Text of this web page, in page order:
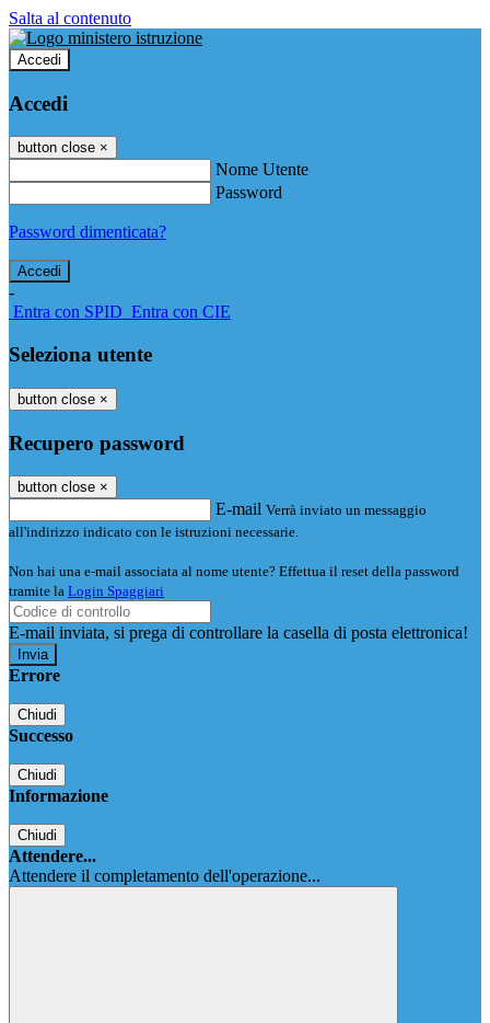
Salta al contenuto
Accedi
Accedi
button close ×
Nome Utente
Password
Password dimenticata?
-
Entra con SPID Entra con CIE
Seleziona utente
button close ×
Recupero password
button close ×
E-mail Verrà inviato un messaggio
all'indirizzo indicato con le istruzioni necessarie.
Non hai una e-mail associata al nome utente? Effettua il reset della password
tramite la Login Spaggiari
E-mail inviata, si prega di controllare la casella di posta elettronica!
Errore
Chiudi
Successo
Chiudi
Informazione
Chiudi
Attendere...
Attendere il completamento dell'operazione...